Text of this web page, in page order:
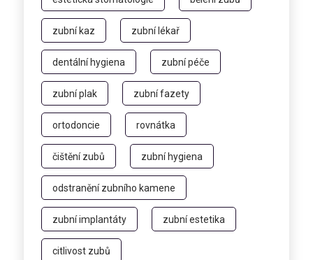
zubní kaz zubní lékař
dentální hygiena zubní péče
zubní plak zubní fazety
ortodoncie rovnátka
čištění zubů zubní hygiena
odstranění zubního kamene
zubní implantáty zubní estetika
citlivost zubů